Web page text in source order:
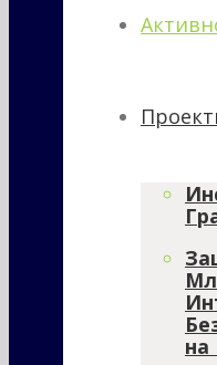
на